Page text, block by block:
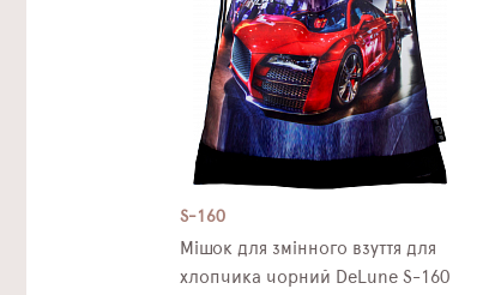
S-160
Мішок для змінного взуття для
хлопчика чорний DeLune S-160